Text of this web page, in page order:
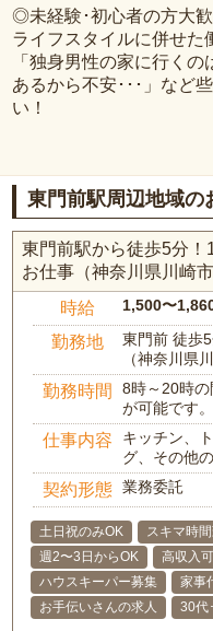
◎未経験･初心者の方大
ライフスタイルに併せた
「独身男性の家に行く
あるから不安･･･」など
い！
東門前駅周辺地域の
東門前駅から徒歩5分
お仕事（神奈川県川崎市
時給 1,500〜
勤務地
東門前 徒歩
（神奈川県
勤務時間
8時～20時
が可能です
仕事内容
キッチン、
グ、その他
契約形態 業務委託
土日祝のみOK スキマ時
週2〜3日からOK
高収入
ハウスキーパー募集
家事
お手伝いさんの求人
30代